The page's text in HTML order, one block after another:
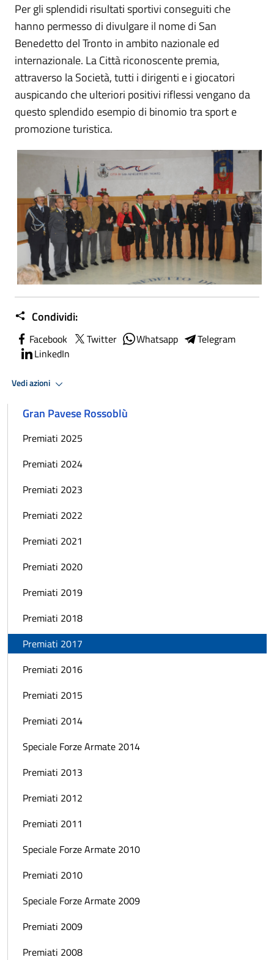
Per gli splendidi risultati sportivi conseguiti che
hanno permesso di divulgare il nome di San
Benedetto del Tronto in ambito nazionale ed
internazionale. La Città riconoscente premia,
attraverso la Società, tutti i dirigenti e i giocatori
auspicando che ulteriori positivi riflessi vengano da
questo splendido esempio di binomio tra sport e
promozione turistica.
Condividi:
Facebook Twitter Whatsapp
Telegram
LinkedIn
Vedi azioni
Gran Pavese Rossoblù
Premiati 2025
Premiati 2024
Premiati 2023
Premiati 2022
Premiati 2021
Premiati 2020
Premiati 2019
Premiati 2018
Premiati 2017
Premiati 2016
Premiati 2015
Premiati 2014
Speciale Forze Armate 2014
Premiati 2013
Premiati 2012
Premiati 2011
Speciale Forze Armate 2010
Premiati 2010
Speciale Forze Armate 2009
Premiati 2009
Premiati 2008